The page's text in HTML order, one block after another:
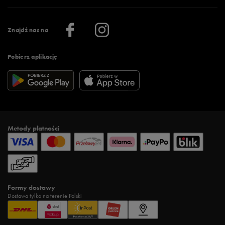
Znajdź nas na
Pobierz aplikację
Regulamin aplikacji 50 style
Więcej regulaminów >
Praca
Informacje o firmie
Metody płatności
Formy dostawy
Dostawa tylko na terenie Polski